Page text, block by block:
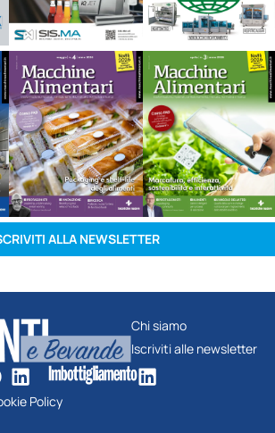
ALLA NEWSLETTER
Chi siamo
Iscriviti alle newsletter
Policy